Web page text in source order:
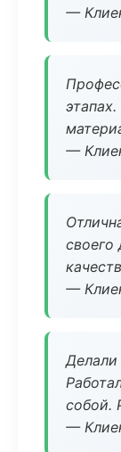
—
—
своего
—
Делали
собой.
—